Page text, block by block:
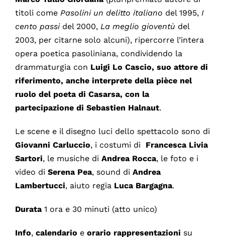
titoli come Pasolini un delitto italiano del 1995, I
cento passidel 2000, La meglio gioventù del
2003, per citarne solo alcuni), ripercorre l’intera
opera poetica pasoliniana, condividendo la
drammaturgia con Luigi Lo Cascio, suo attore di
riferimento, anche interprete della pièce nel
ruolo del poeta di Casarsa, con la
partecipazione di Sebastien Halnaut.
Le scene e il disegno luci dello spettacolo sono di
Giovanni Carluccio, i costumi di Francesca Livia
Sartori, le musiche di Andrea Rocca, le foto e i
video di Serena Pea, sound di Andrea
Lambertucci, aiuto regia Luca Bargagna.
Durata1 ora e 30 minuti (atto unico)
Info, calendario e orario rappresentazioni su